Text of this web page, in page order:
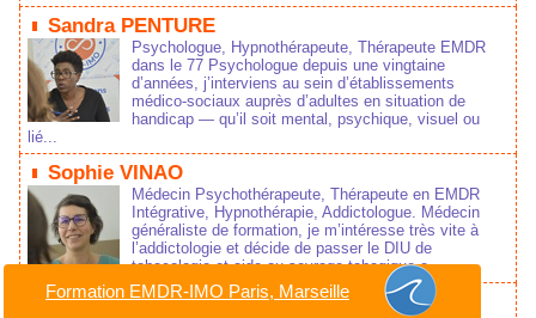
Sandra PENTURE
Psychologue, Hypnothérapeute, Thérapeute EMDR
dans le 77 Psychologue depuis une vingtaine
d’années, j’interviens au sein d’établissements
médico‑sociaux auprès d’adultes en situation de
handicap — qu’il soit mental, psychique, visuel ou
lié...
Sophie VINAO
Médecin Psychothérapeute, Thérapeute en EMDR
Intégrative, Hypnothérapie, Addictologue. Médecin
généraliste de formation, je m’intéresse très vite à
l’addictologie et décide de passer le DIU de
tabacologie et aide au sevrage tabagique e...
Dominique BARTOLI
Formation EMDR-IMO Paris, Marseille